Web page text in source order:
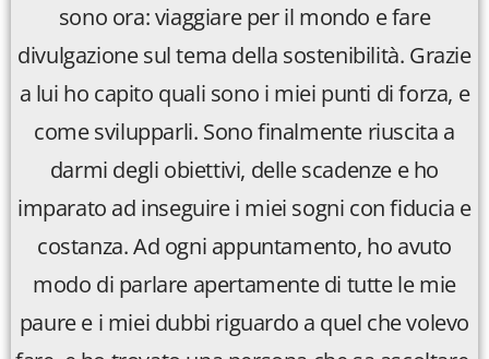
sono ora: viaggiare per il mondo e fare
divulgazione sul tema della sostenibilità. Grazie
a lui ho capito quali sono i miei punti di forza, e
come svilupparli. Sono finalmente riuscita a
darmi degli obiettivi, delle scadenze e ho
imparato ad inseguire i miei sogni con fiducia e
costanza. Ad ogni appuntamento, ho avuto
modo di parlare apertamente di tutte le mie
paure e i miei dubbi riguardo a quel che volevo